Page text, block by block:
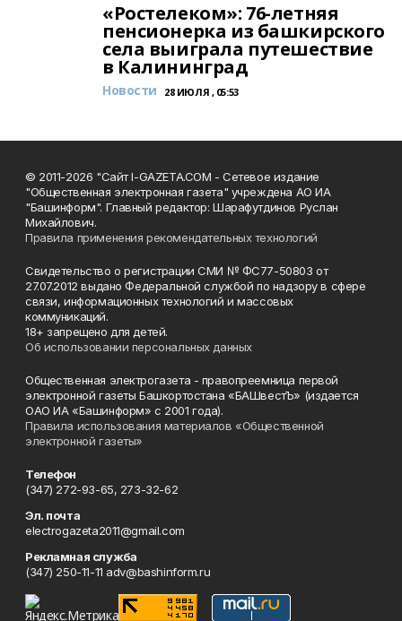
«Ростелеком»: 76-летняя
пенсионерка из башкирского
села выиграла путешествие
в Калининград
Новости 28 ИЮЛЯ , 05:53
© 2011-2026 "Сайт I-GAZETA.COM - Сетевое издание
"Общественная электронная газета" учреждена АО ИА
"Башинформ". Главный редактор: Шарафутдинов Руслан
Михайлович.
Правила применения рекомендательных технологий
Свидетельство о регистрации СМИ № ФС77-50803 от
27.07.2012 выдано Федеральной службой по надзору в сфере
связи, информационных технологий и массовых
коммуникаций.
18+ запрещено для детей.
Об использовании персональных данных
Общественная электрогазета - правопреемница первой
электронной газеты Башкортостана «БАШвестЪ» (издается
ОАО ИА «Башинформ» с 2001 года).
Правила использования материалов «Общественной
электронной газеты»
Телефон
(347) 272-93-65, 273-32-62
Эл. почта
electrogazeta2011@gmail.com
Рекламная служба
(347) 250-11-11 adv@bashinform.ru